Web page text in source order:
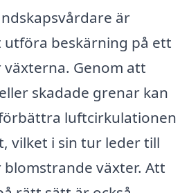
är
beskärning på ett
Genom att
skadade grenar kan
luftcirkulationen
vilket i sin tur leder till
växter. Att